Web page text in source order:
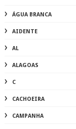
ÁGUA BRANCA
AIDENTE
AL
ALAGOAS
C
CACHOEIRA
CAMPANHA